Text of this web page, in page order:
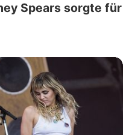
Spears sorgte für